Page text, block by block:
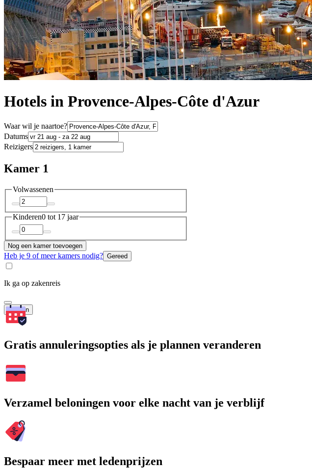
Hotels in Provence-Alpes-Côte d'Azur
Waar wil je naartoe?
Datums
Reizigers
Kamer 1
Volwassenen
Kinderen0 tot 17 jaar
Nog een kamer toevoegen
Heb je 9 of meer kamers nodig? Gereed
Ik ga op zakenreis
Zoeken
Gratis annuleringsopties als je plannen veranderen
Verzamel beloningen voor elke nacht van je verblijf
Bespaar meer met ledenprijzen